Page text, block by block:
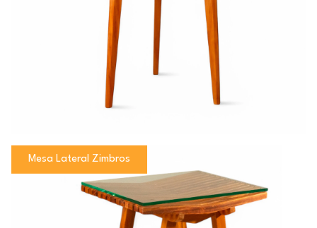
Mesa Lateral Zimbros